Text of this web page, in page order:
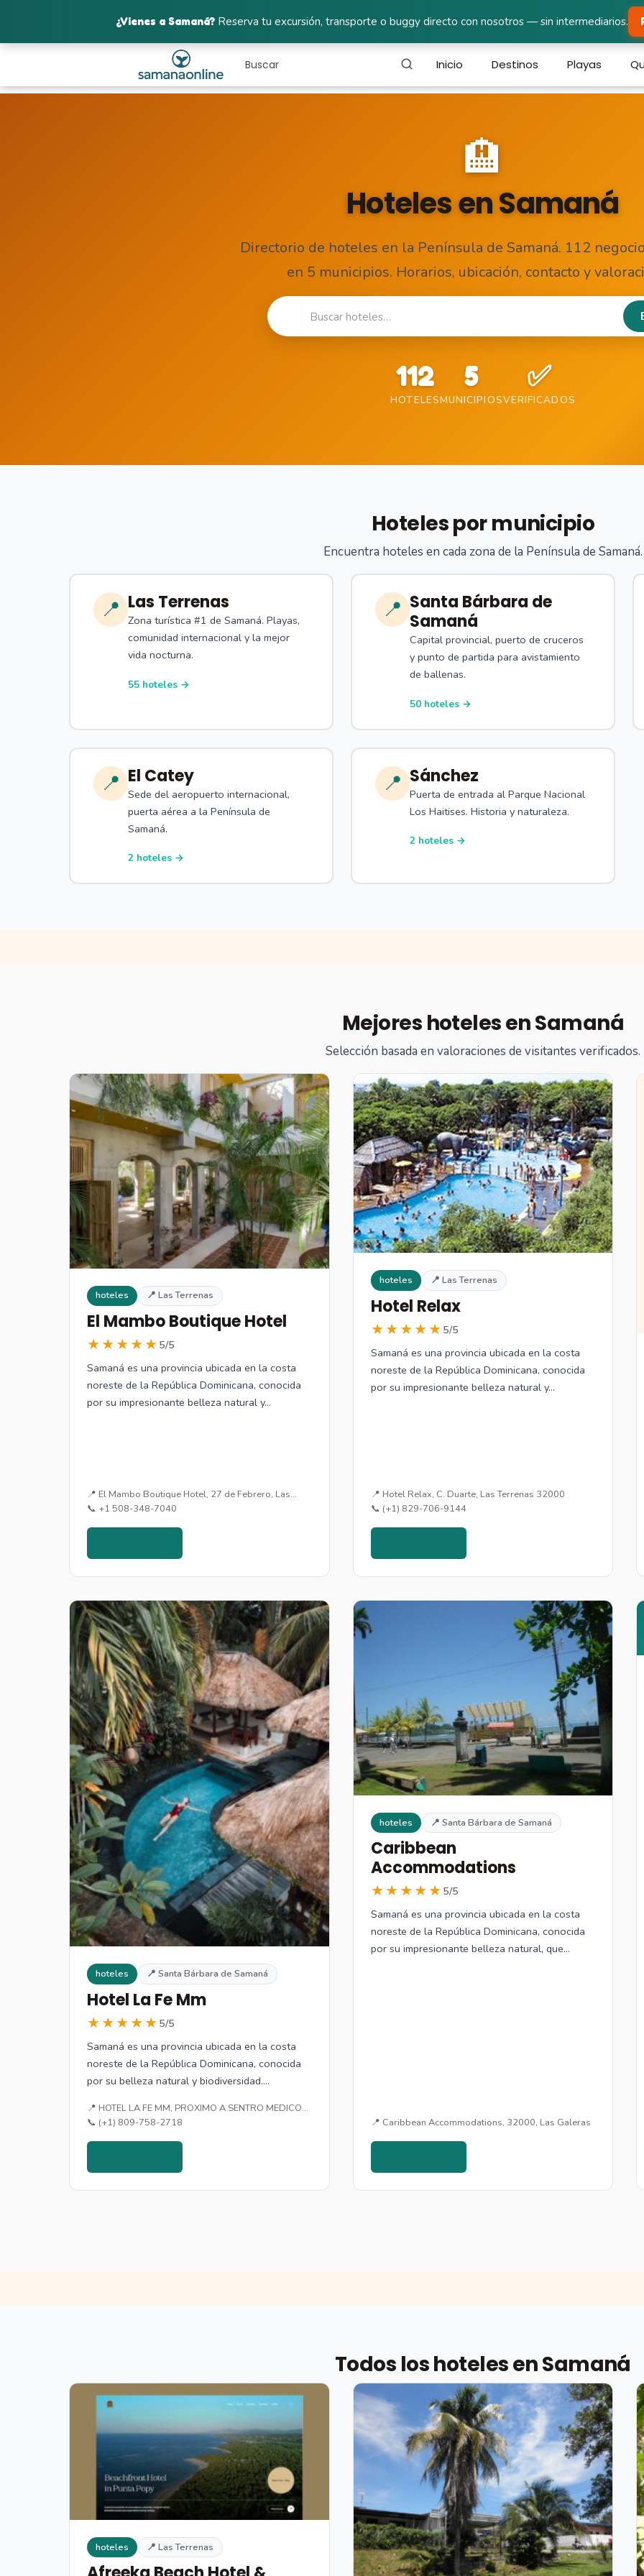
Inicio Destinos Playas
🏨
Hoteles en Samaná
Directorio de hoteles en la Península de Samaná. 112
en 5 municipios. Horarios, ubicación, contacto y
112
HOTELES
5
MUNICIPIOS
✅
VERIFICADOS
Hoteles por municipio
Encuentra hoteles en cada zona de la Península de Samaná.
📍 Las Terrenas
Zona turística #1 de Samaná. Playas,
comunidad internacional y la mejor
vida nocturna.
55 hoteles →
📍 Santa Bárbara de
Samaná
Capital provincial, puerto de cruceros
y punto de partida para avistamiento
de ballenas.
50 hoteles →
📍 El Catey
Sede del aeropuerto internacional,
puerta aérea a la Península de
Samaná.
2 hoteles →
📍 Sánchez
Puerta de entrada al Parque Nacional
Los Haitises. Historia y naturaleza.
2 hoteles →
Mejores hoteles en Samaná
Selección basada en valoraciones de visitantes verificados.
hoteles 📍 Las Terrenas
El Mambo Boutique Hotel
★★★★★ 5/5
Samaná es una provincia ubicada en la costa
noreste de la República Dominicana, conocida
por su impresionante belleza natural y…
📍 El Mambo Boutique Hotel, 27 de Febrero, Las…
📞 +1 508-348-7040
hoteles 📍 Las Terrenas
Hotel Relax
★★★★★ 5/5
Samaná es una provincia ubicada en la costa
noreste de la República Dominicana, conocida
por su impresionante belleza natural y…
📍 Hotel Relax, C. Duarte, Las Terrenas 32000
📞 (+1) 829-706-9144
hoteles 📍 Santa Bárbara de Samaná
Hotel La Fe Mm
★★★★★ 5/5
Samaná es una provincia ubicada en la costa
noreste de la República Dominicana, conocida
por su belleza natural y biodiversidad.…
📍 HOTEL LA FE MM, PROXIMO A SENTRO MEDICO…
📞 (+1) 809-758-2718
hoteles 📍 Santa Bárbara de Samaná
Caribbean
Accommodations
★★★★★ 5/5
Samaná es una provincia ubicada en la costa
noreste de la República Dominicana, conocida
por su impresionante belleza natural, que…
📍 Caribbean Accommodations, 32000, Las Galeras
Todos los hoteles en Samaná
hoteles 📍 Las Terrenas
¿Vienes a Samaná?Reserva tu excursión, transporte o buggy directo con nosotros — sin intermediarios.